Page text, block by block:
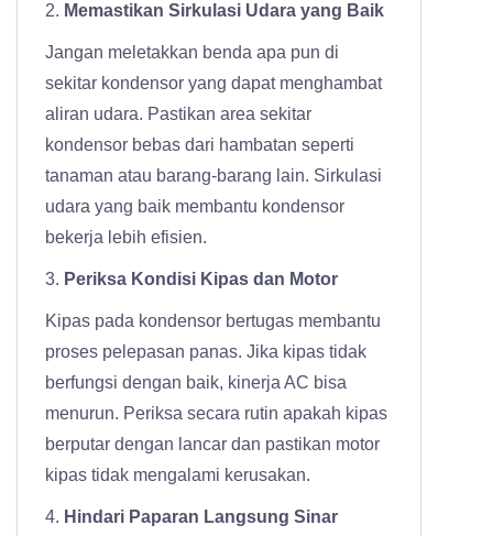
2. Memastikan Sirkulasi Udara yang Baik
Jangan meletakkan benda apa pun di
sekitar kondensor yang dapat menghambat
aliran udara. Pastikan area sekitar
kondensor bebas dari hambatan seperti
tanaman atau barang-barang lain. Sirkulasi
udara yang baik membantu kondensor
bekerja lebih efisien.
3. Periksa Kondisi Kipas dan Motor
Kipas pada kondensor bertugas membantu
proses pelepasan panas. Jika kipas tidak
berfungsi dengan baik, kinerja AC bisa
menurun. Periksa secara rutin apakah kipas
berputar dengan lancar dan pastikan motor
kipas tidak mengalami kerusakan.
4. Hindari Paparan Langsung Sinar